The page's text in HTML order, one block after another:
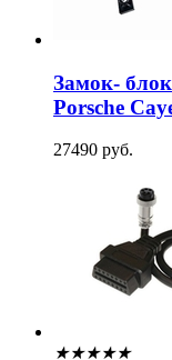
Замок-
Porsche
27490 руб.
★★★★★